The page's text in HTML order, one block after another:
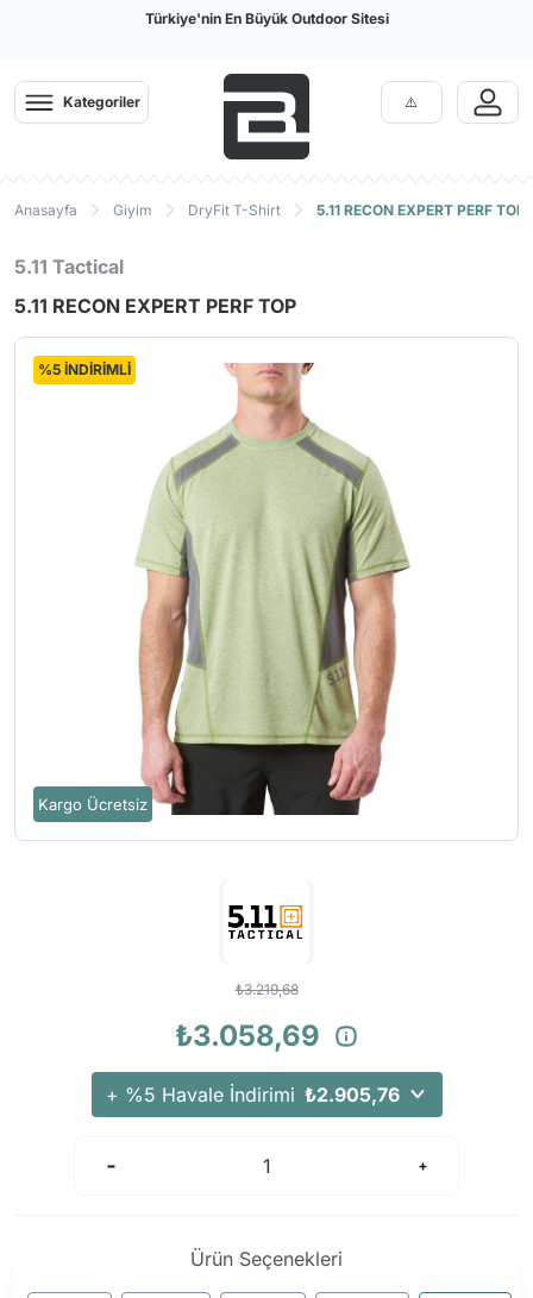
Türkiye'nin En Büyük Outdoor Sitesi
Kategoriler
Anasayfa Giyim DryFit T-Shirt 5.11 RECON EXPERT PERF TOP
5.11 Tactical
5.11 RECON EXPERT PERF TOP
Kargo Ücretsiz
%5 İNDİRİMLİ
₺3.219,68
₺3.058,69
+ %5 Havale İndirimi ₺2.905,76
Ürün Seçenekleri